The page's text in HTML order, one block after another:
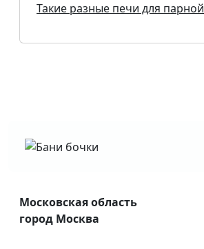
Такие разные печи для парной
Московская область
город Москва